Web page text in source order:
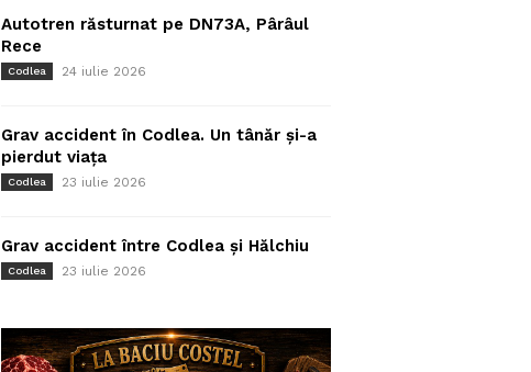
Autotren răsturnat pe DN73A, Pârâul
Rece
Codlea 24 iulie 2026
Grav accident în Codlea. Un tânăr și-a
pierdut viața
Codlea 23 iulie 2026
Grav accident între Codlea și Hălchiu
Codlea 23 iulie 2026